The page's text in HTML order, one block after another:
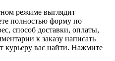
режиме выглядит
полностью форму по
способ доставки, оплаты,
к заказу написать
курьеру вас найти. Нажмите